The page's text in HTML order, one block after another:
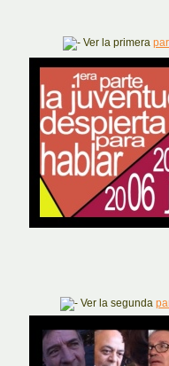
Ver la primera
Ver la segunda